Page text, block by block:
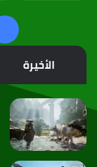
الأخيرة